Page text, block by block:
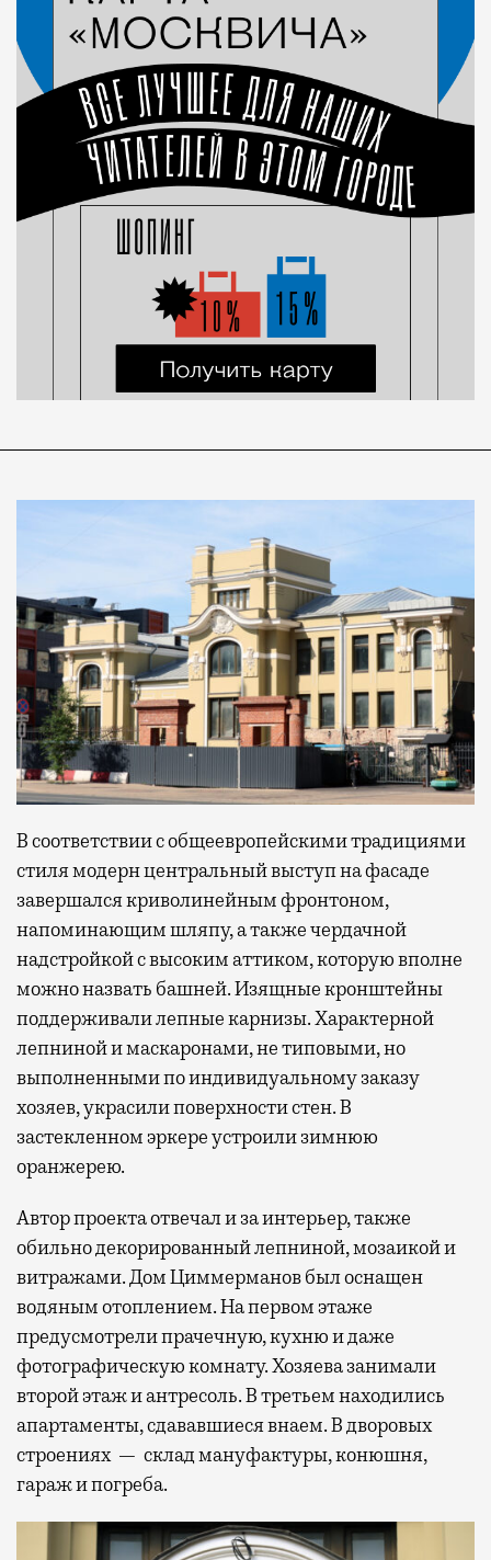
В соответствии с общеевропейскими традициями
стиля модерн центральный выступ на фасаде
завершался криволинейным фронтоном,
напоминающим шляпу, а также чердачной
надстройкой с высоким аттиком, которую вполне
можно назвать башней. Изящные кронштейны
поддерживали лепные карнизы. Характерной
лепниной и маскаронами, не типовыми, но
выполненными по индивидуальному заказу
хозяев, украсили поверхности стен. В
застекленном эркере устроили зимнюю
оранжерею.
Автор проекта отвечал и за интерьер, также
обильно декорированный лепниной, мозаикой и
витражами. Дом Циммерманов был оснащен
водяным отоплением. На первом этаже
предусмотрели прачечную, кухню и даже
фотографическую комнату. Хозяева занимали
второй этаж и антресоль. В третьем находились
апартаменты, сдававшиеся внаем. В дворовых
строениях — склад мануфактуры, конюшня,
гараж и погреба.